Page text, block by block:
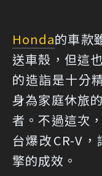
Honda的車款
送車殼，但這
的造詣是十分
身為家庭休旅的
者。不過這次
台爆改CR-V
擎的成效。